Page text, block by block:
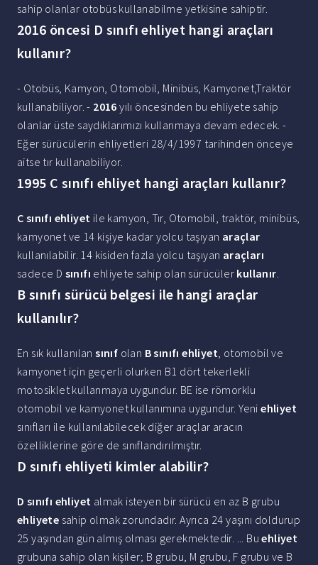
sahip olanlar otobüs kullanabilme yetkisine sahiptir.
2016 öncesi D sınıfı ehliyet hangi araçları
kullanır?
- Otobüs, Kamyon, Otomobil, Minibüs, Kamyonet,Traktör
kullanabiliyor. - 2016 yılı öncesinden bu ehliyete sahip
olanlar üste saydıklarımızı kullanmaya devam edecek. -
Eğer sürücülerin ehliyetleri 28/4/1997 tarihinden önceye
aitse tır kullanabiliyor.
1995 C sınıfı ehliyet hangi araçları kullanır?
C sınıfı ehliyet ile kamyon, Tır, Otomobil, traktör, minibüs,
kamyonet ve 14 kişiye kadar yolcu taşıyan araçlar
kullanılabilir. 14 kisiden fazla yolcu taşıyan araçları
sadece D sınıfı ehliyete sahip olan sürücüler kullanır.
B sınıfı sürücü belgesi ile hangi araçlar
kullanılır?
En sık kullanılansınıf olan B sınıfı ehliyet, otomobil ve
kamyonet için geçerli olurken B1 dört tekerlekli
motosiklet kullanmaya uygundur. BE ise römorklu
otomobil ve kamyonet kullanımına uygundur. Yeniehliyet
sınıfları ile kullanılabilecek diğer araçlar aracın
özelliklerine göre de sınıflandırılmıştır.
D sınıfı ehliyeti kimler alabilir?
D sınıfı ehliyet almak isteyen bir sürücü en az B grubu
ehliyete sahip olmak zorundadır. Ayrıca 24 yaşını doldurup
25 yaşından gün almış olması gerekmektedir. ... Buehliyet
grubuna sahip olan kişiler; B grubu, M grubu, F grubu ve B